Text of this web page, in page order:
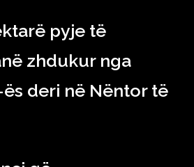
pyje të
zhdukur nga
ës deri në Nëntor të